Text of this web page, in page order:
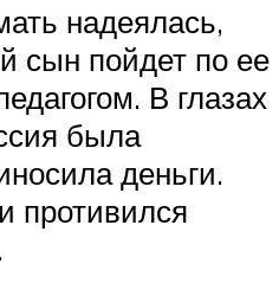
надеялась,
сын пойдет по ее
В глазах
была
деньги.
противился